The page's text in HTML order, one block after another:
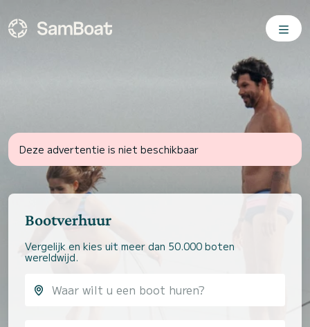
Deze advertentie is niet beschikbaar
Bootverhuur
Vergelijk en kies uit meer dan 50.000 boten
wereldwijd.